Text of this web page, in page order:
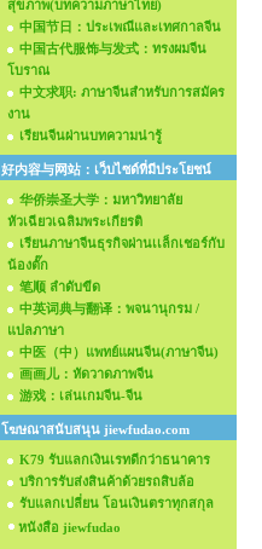
สุขภาพ(บทความภาษาไทย)
中国节日：ประเพณีและเทศกาลจีน
中国古代服饰与发式：ทรงผมจีน
โบราณ
中文求职: ภาษาจีนสำหรับการสมัคร
งาน
เรียนจีนผ่านบทความน่ารู้
好内容与网站：เว็บไซด์ที่มีประโยชน์
华侨崇圣大学：มหาวิทยาลัย
หัวเฉียวเฉลิมพระเกียรติ
เรียนภาษาจีนธุรกิจผ่านเเล็กเชอร์กับ
น้องตั๊ก
笔顺 ลำดับขีด
中英词典与翻译：พจนานุกรม /
แปลภาษา
中医（中）แพทย์แผนจีน(ภาษาจีน)
画画儿：หัดวาดภาพจีน
游戏：เล่นเกมจีน-จีน
โฆษณาสนับสนุน jiewfudao.com
K79 รับแลกเงินเรทดีกว่าธนาคาร
บริการรับส่งสินค้าด้วยรถสิบล้อ
รับแลกเปลี่ยน โอนเงินตราทุกสกุล
หนังสือ jiewfudao